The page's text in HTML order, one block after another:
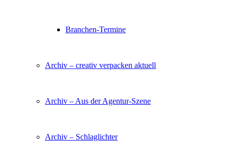
Branchen-Termine
Archiv – creativ verpacken aktuell
Archiv – Aus der Agentur-Szene
Archiv – Schlaglichter